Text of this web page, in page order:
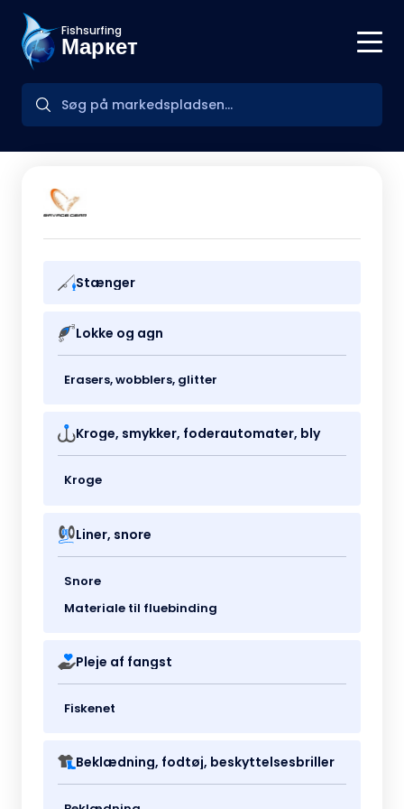
Fishsurfing
Маркет
Stænger
Lokke og agn
Erasers, wobblers, glitter
Kroge, smykker, foderautomater, bly
Kroge
Liner, snore
Snore
Materiale til fluebinding
Pleje af fangst
Fiskenet
Beklædning, fodtøj, beskyttelsesbriller